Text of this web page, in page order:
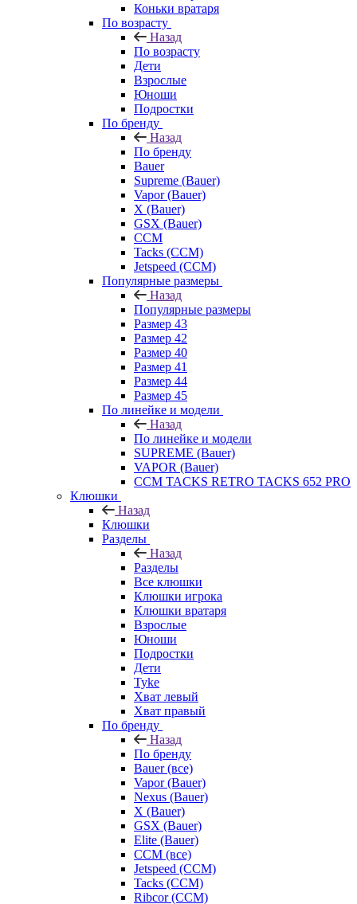
Коньки вратаря
По возрасту
Назад
По возрасту
Дети
Взрослые
Юноши
Подростки
По бренду
Назад
По бренду
Bauer
Supreme (Bauer)
Vapor (Bauer)
X (Bauer)
GSX (Bauer)
CCM
Tacks (CCM)
Jetspeed (CCM)
Популярные размеры
Назад
Популярные размеры
Размер 43
Размер 42
Размер 40
Размер 41
Размер 44
Размер 45
По линейке и модели
Назад
По линейке и модели
SUPREME (Bauer)
VAPOR (Bauer)
CCM TACKS RETRO TACKS 652 PRO
Клюшки
Назад
Клюшки
Разделы
Назад
Разделы
Все клюшки
Клюшки игрока
Клюшки вратаря
Взрослые
Юноши
Подростки
Дети
Tyke
Хват левый
Хват правый
По бренду
Назад
По бренду
Bauer (все)
Vapor (Bauer)
Nexus (Bauer)
X (Bauer)
GSX (Bauer)
Elite (Bauer)
CCM (все)
Jetspeed (CCM)
Tacks (CCM)
Ribcor (CCM)